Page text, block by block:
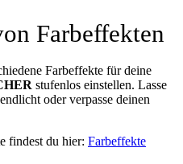
Farbeffekten
Farbeffekte für deine
stufenlos einstellen. Lasse
oder verpasse deinen
findest du hier: Farbeffekte